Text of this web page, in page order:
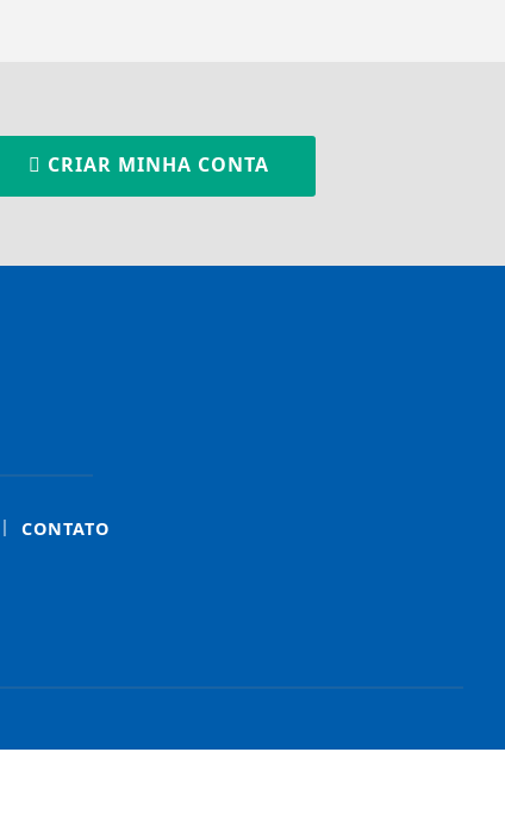
CRIAR MINHA CONTA
| CONTATO